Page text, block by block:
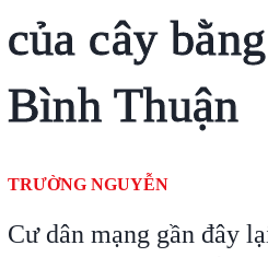
của cây
Bình Thuận
TRƯỜNG NGUYỄN
Cư dân mạng gần đây